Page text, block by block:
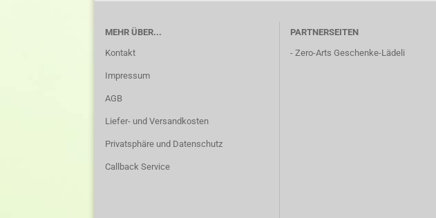
MEHR ÜBER...
Kontakt
Impressum
AGB
Liefer- und Versandkosten
Privatsphäre und Datenschutz
Callback Service
PARTNERSEITEN
- Zero-Arts Geschenke-Lädeli